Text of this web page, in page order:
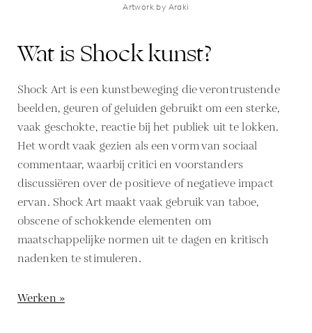
Artwork by Araki
Wat is Shock kunst?
Shock Art is een kunstbeweging die verontrustende
beelden, geuren of geluiden gebruikt om een sterke,
vaak geschokte, reactie bij het publiek uit te lokken.
Het wordt vaak gezien als een vorm van sociaal
commentaar, waarbij critici en voorstanders
discussiëren over de positieve of negatieve impact
ervan. Shock Art maakt vaak gebruik van taboe,
obscene of schokkende elementen om
maatschappelijke normen uit te dagen en kritisch
nadenken te stimuleren.
Werken »